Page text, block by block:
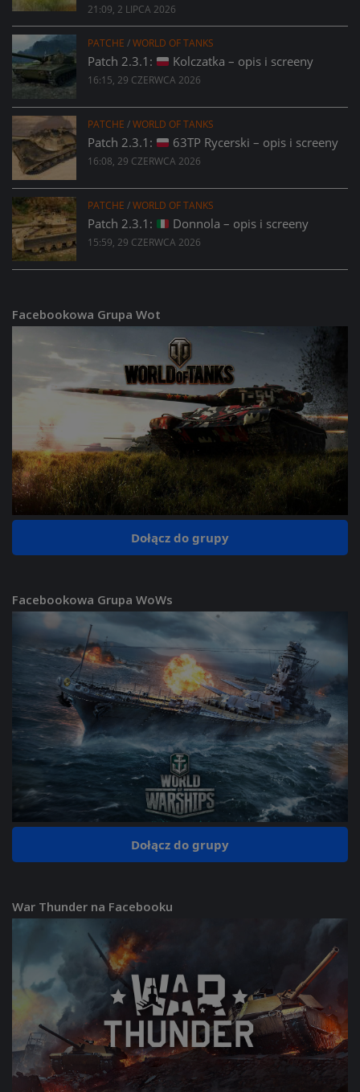
21:09, 2 LIPCA 2026
PATCHE /WORLD OF TANKS
Patch 2.3.1: Kolczatka – opis i screeny
16:15, 29 CZERWCA 2026
PATCHE /WORLD OF TANKS
Patch 2.3.1: 63TP Rycerski – opis i screeny
16:08, 29 CZERWCA 2026
PATCHE /WORLD OF TANKS
Patch 2.3.1: Donnola – opis i screeny
15:59, 29 CZERWCA 2026
Facebookowa Grupa Wot
Dołącz do grupy
Facebookowa Grupa WoWs
Dołącz do grupy
War Thunder na Facebooku